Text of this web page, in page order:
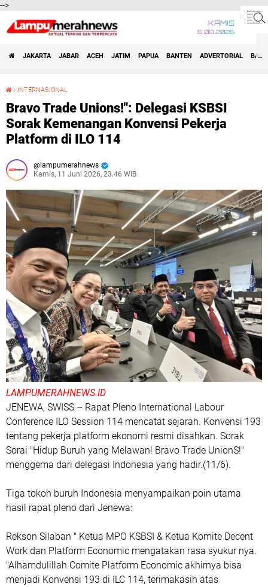
-->
KAMIS
6 08 2026
JAKARTA JABAR ACEH JATIM PAPUA BANTEN ADVERTORIAL BALI
› INTERNASIONAL
Bravo Trade Unions!": Delegasi KSBSI
Sorak Kemenangan Konvensi Pekerja
Platform di ILO 114
lampumerahnews
Kamis, 11 Juni 2026, 23.46 WIB
LAMPUMERAHNEWS.ID
JENEWA, SWISS – Rapat Pleno International Labour
Conference ILO Session 114 mencatat sejarah. Konvensi 193
tentang pekerja platform ekonomi resmi disahkan. Sorak
Sorai "Hidup Buruh yang Melawan! Bravo Trade UnionS!"
menggema dari delegasi Indonesia yang hadir.(11/6).
Tiga tokoh buruh Indonesia menyampaikan poin utama
hasil rapat pleno dari Jenewa:
Rekson Silaban " Ketua MPO KSBSI & Ketua Komite Decent
Work dan Platform Economic mengatakan rasa syukur nya.
"Alhamdulillah Comite Platform Economic akhirnya bisa
menjadi Konvensi 193 di ILC 114, terimakasih atas